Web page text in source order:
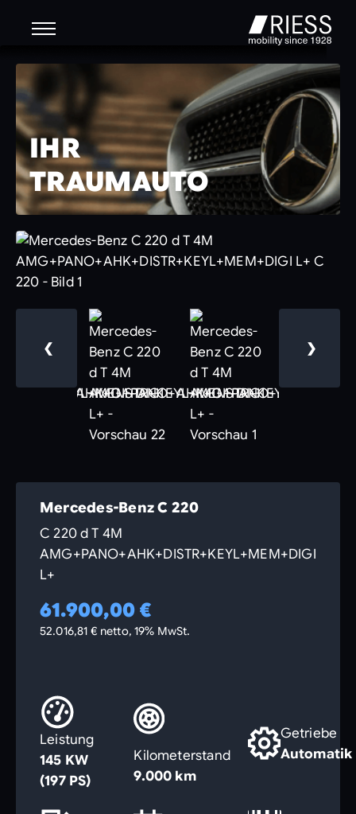
IHR
TRAUMAUTO
❮ ❯
Mercedes-Benz C 220
C 220 d T 4M
AMG+PANO+AHK+DISTR+KEYL+MEM+DIGI
L+
61.900,00 €
52.016,81 € netto, 19% MwSt.
Leistung
145 KW
(197 PS)
Kilometerstand
9.000 km
Getriebe
Automatik